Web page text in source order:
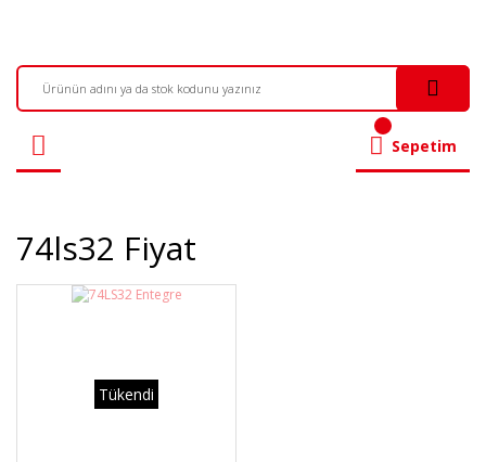
Sepetim
74ls32 Fiyat
Tükendi